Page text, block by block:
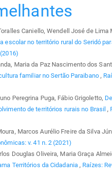
Caniello, Wendell José de Lima
escolar no território rural do Seridó
Maria da Paz Nascimento dos
familiar no Sertão Paraibano ,
Peregrina Puga, Fábio Grigoletto,
de territórios rurais no Brasil,
Marcos Aurélio Freire da Silva
v. 41 n. 2 (2021)
Douglas Oliveira, Maria Graça
Territórios da Cidadania, Raízes: